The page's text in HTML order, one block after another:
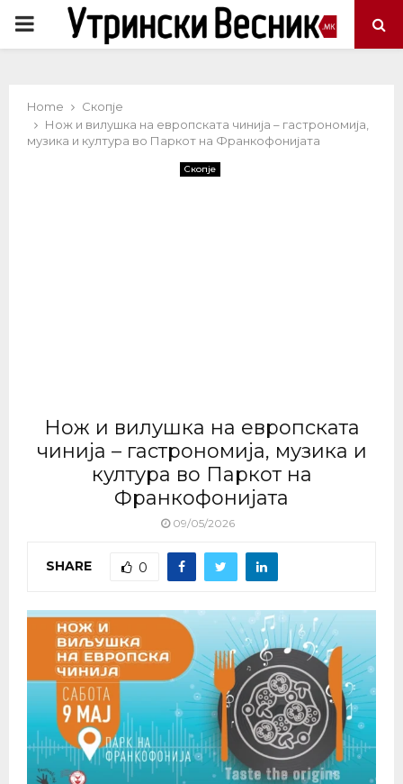
PRIMARY
Home
Скопје
Нож и вилушка на европската чинија – гастрономија,
музика и култура во Паркот на Франкофонијата
Скопје
Нож и вилушка на европската
чинија – гастрономија, музика и
култура во Паркот на
Франкофонијата
09/05/2026
SHARE 0